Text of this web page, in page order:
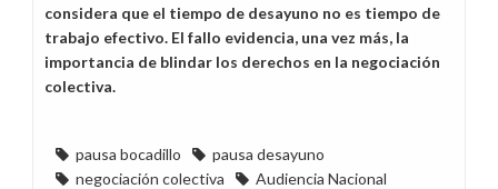
considera que el tiempo de desayuno no es tiempo de
trabajo efectivo. El fallo evidencia, una vez más, la
importancia de blindar los derechos en la negociación
colectiva.
pausa bocadillo
pausa desayuno
negociación colectiva
Audiencia Nacional